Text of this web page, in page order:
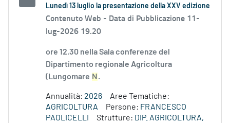
Lunedì 13 luglio la presentazione della XXV edizione
Contenuto Web - Data di Pubblicazione 11-
lug-2026 19.20
ore 12.30 nella Sala conferenze del
Dipartimento regionale Agricoltura
(Lungomare N .
Annualità: 2026
Aree Tematiche:
AGRICOLTURA
Persone: FRANCESCO
PAOLICELLI
Strutture: DIP. AGRICOLTURA,